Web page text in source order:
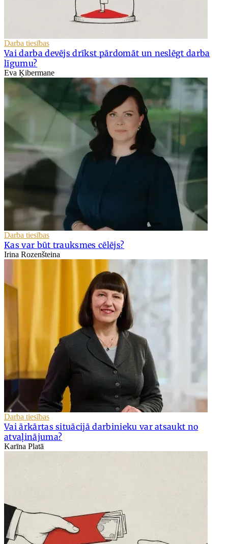
Darba tiesības
Vai darba devējs drīkst pārdomāt un neslēgt darba
līgumu?
Eva Ķibermane
Darba tiesības
Kas var būt trauksmes cēlējs?
Irina Rozenšteina
Darba tiesības
Vai ārkārtas situācijā darbinieku var atsaukt no
atvaļinājuma?
Karīna Platā